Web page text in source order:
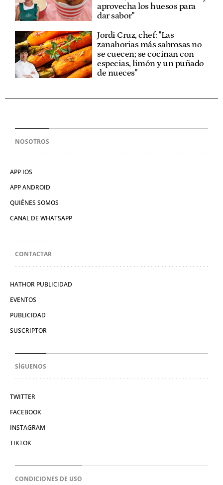
aprovecha los huesos para
dar sabor"
Jordi Cruz, chef: "Las
zanahorias más sabrosas no
se cuecen; se cocinan con
especias, limón y un puñado
de nueces"
NOSOTROS
APP IOS
APP ANDROID
QUIÉNES SOMOS
CANAL DE WHATSAPP
CONTACTAR
HATHOR PUBLICIDAD
EVENTOS
PUBLICIDAD
SUSCRIPTOR
SÍGUENOS
TWITTER
FACEBOOK
INSTAGRAM
TIKTOK
CONDICIONES DE USO